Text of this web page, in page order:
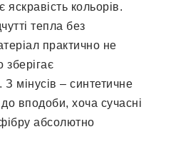
кольорів.
тепла без
практично не
зберігає
мінусів – синтетичне
вподоби, хоча сучасні
абсолютно